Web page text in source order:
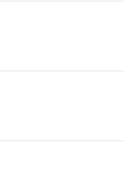
ser feliz es una decisión.